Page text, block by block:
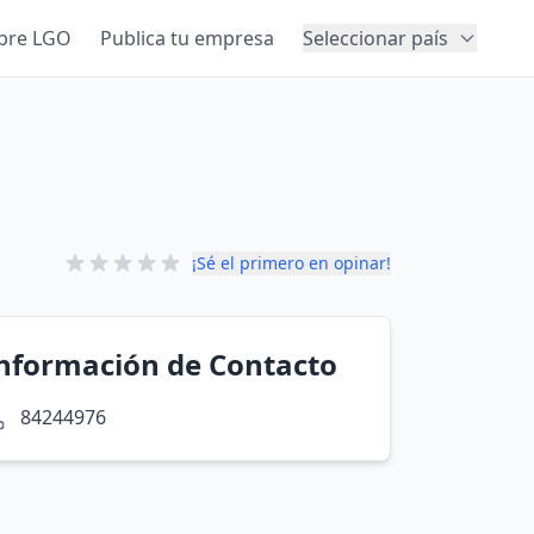
LGO Publica tu empresa Seleccionar país
¡Sé el primero en opinar!
de Contacto
84244976